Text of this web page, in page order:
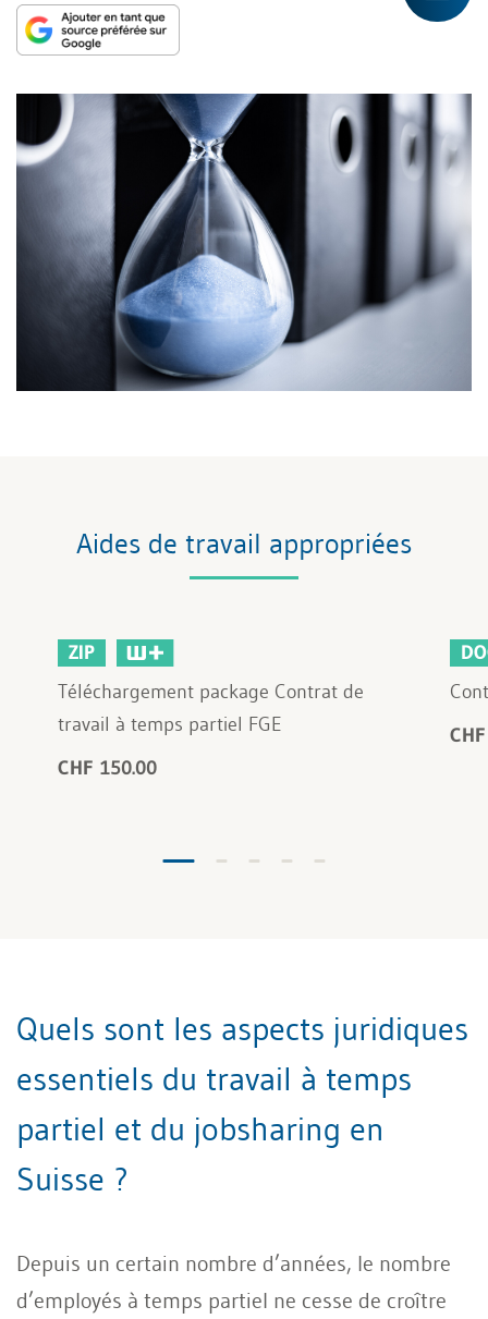
Aides de travail appropriées
ZIP
Téléchargement package Contrat de
travail à temps partiel FGE
CHF 150.00
Quels sont les aspects juridiques
essentiels du travail à temps
partiel et du jobsharing en
Suisse ?
Depuis un certain nombre d’années, le nombre
d’employés à temps partiel ne cesse de croître